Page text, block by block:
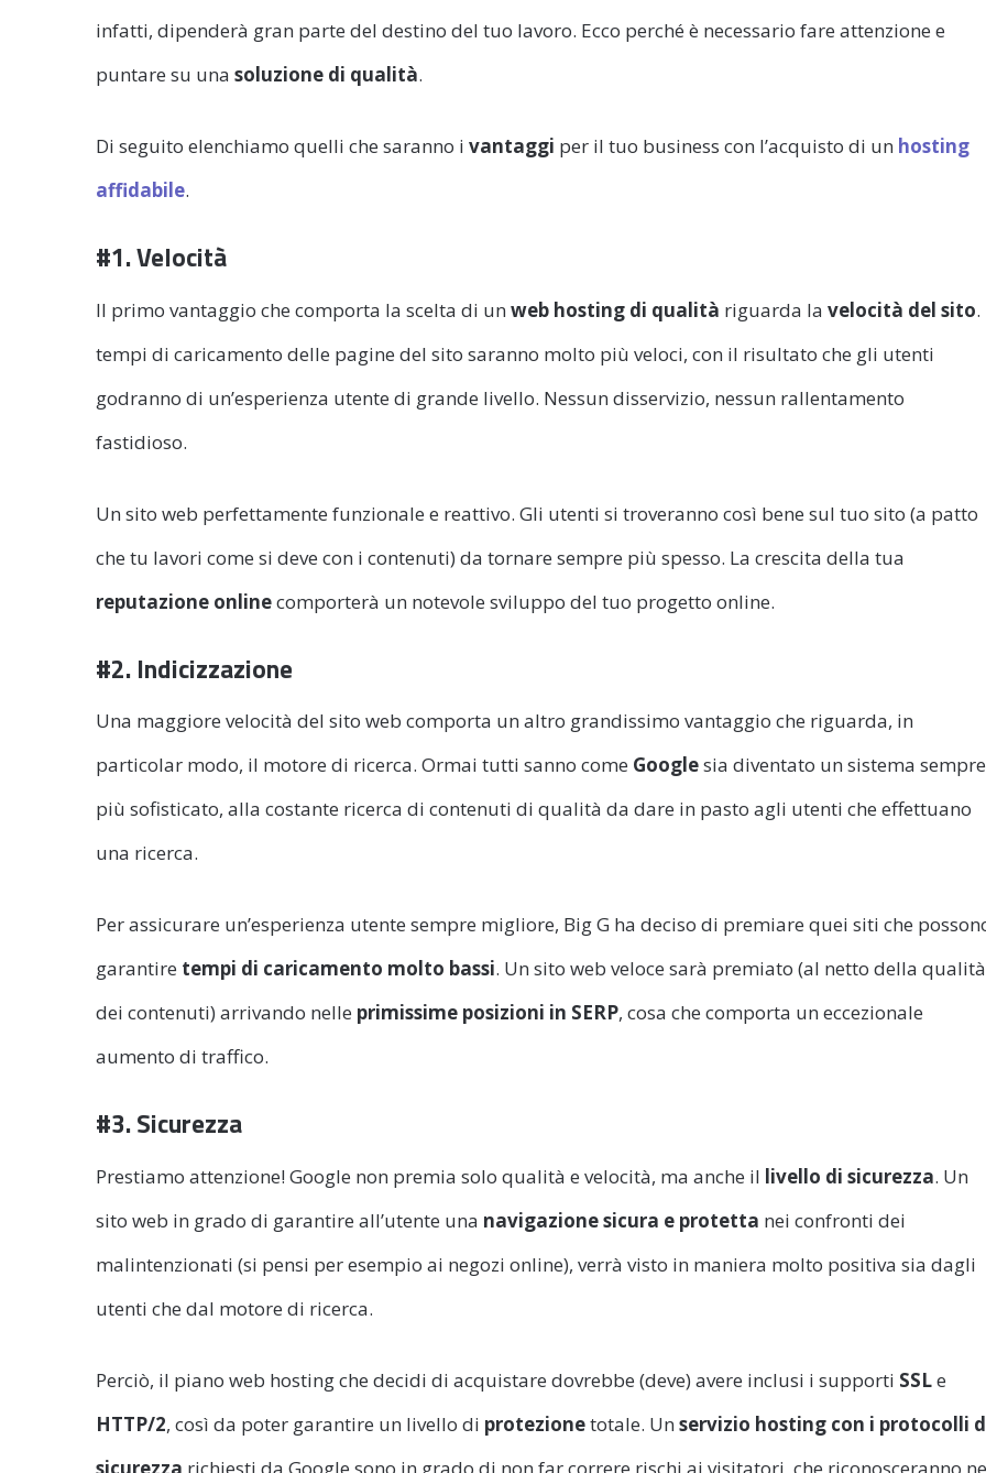
infatti, dipenderà gran parte del destino del tuo lavoro. Ecco perché è necessario fare attenzione e
puntare su una soluzione di qualità.
Di seguito elenchiamo quelli che saranno i vantaggi per il tuo business con l’acquisto di un hosting
affidabile.
#1. Velocità
Il primo vantaggio che comporta la scelta di un web hosting di qualità riguarda la velocità del sito.
tempi di caricamento delle pagine del sito saranno molto più veloci, con il risultato che gli utenti
godranno di un’esperienza utente di grande livello. Nessun disservizio, nessun rallentamento
fastidioso.
Un sito web perfettamente funzionale e reattivo. Gli utenti si troveranno così bene sul tuo sito (a patto
che tu lavori come si deve con i contenuti) da tornare sempre più spesso. La crescita della tua
reputazione onlinecomporterà un notevole sviluppo del tuo progetto online.
#2. Indicizzazione
Una maggiore velocità del sito web comporta un altro grandissimo vantaggio che riguarda, in
particolar modo, il motore di ricerca. Ormai tutti sanno come Googlesia diventato un sistema sempre
più sofisticato, alla costante ricerca di contenuti di qualità da dare in pasto agli utenti che effettuano
una ricerca.
Per assicurare un’esperienza utente sempre migliore, Big G ha deciso di premiare quei siti che
garantire tempi di caricamento molto bassi. Un sito web veloce sarà premiato (al netto della qualità
dei contenuti) arrivando nelle primissime posizioni in SERP, cosa che comporta un eccezionale
aumento di traffico.
#3. Sicurezza
Prestiamo attenzione! Google non premia solo qualità e velocità, ma anche il livello di sicurezza. Un
sito web in grado di garantire all’utente una navigazione sicura e protetta nei confronti dei
malintenzionati (si pensi per esempio ai negozi online), verrà visto in maniera molto positiva sia dagli
utenti che dal motore di ricerca.
Perciò, il piano web hosting che decidi di acquistare dovrebbe (deve) avere inclusi i supporti SSLe
HTTP/2, così da poter garantire un livello di protezionetotale. Un servizio hosting con i protocolli
sicurezza richiesti da Google sono in grado di non far correre rischi ai visitatori, che riconosceranno